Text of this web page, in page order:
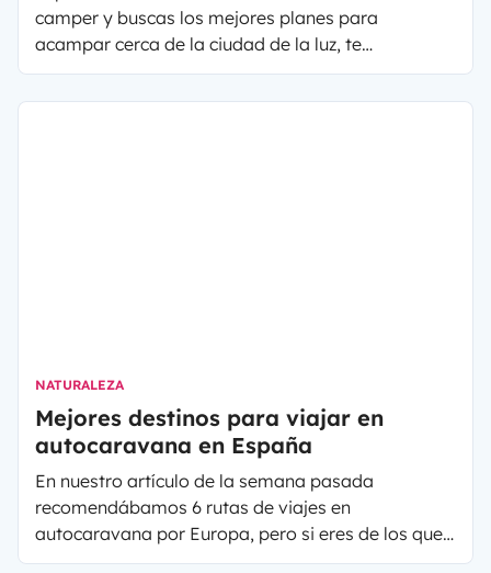
camper y buscas los mejores planes para
acampar cerca de la ciudad de la luz, te
presentamos nuestras recomendaciones. Ya sea
que planees visitar París durante los Juegos
NATURALEZA
Mejores destinos para viajar en
autocaravana en España
En nuestro artículo de la semana pasada
recomendábamos 6 rutas de viajes en
autocaravana por Europa, pero si eres de los que
prefieres quedarte más cerca y descubrir España,